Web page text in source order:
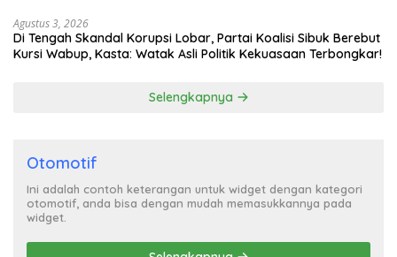
Agustus 3, 2026
Di Tengah Skandal Korupsi Lobar, Partai Koalisi Sibuk Berebut
Kursi Wabup, Kasta: Watak Asli Politik Kekuasaan Terbongkar!
Selengkapnya
Otomotif
Ini adalah contoh keterangan untuk widget dengan kategori
otomotif, anda bisa dengan mudah memasukkannya pada
widget.